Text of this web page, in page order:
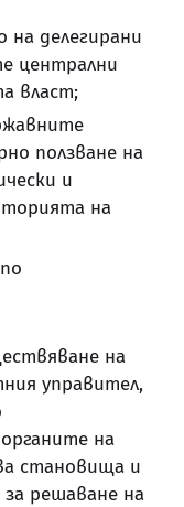
на делегирани
централни
власт;
ползване на
и
на
на
управител,
на
становища и
решаване на